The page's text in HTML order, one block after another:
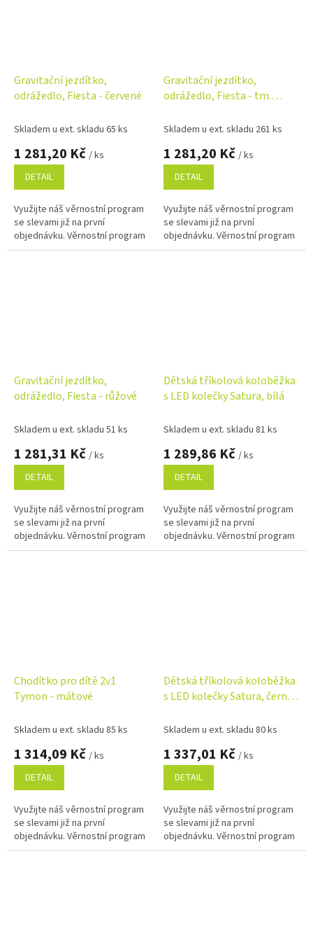
Gravitační jezdítko,
odrážedlo, Fiesta - červené
Skladem u ext. skladu 65 ks
1 281,20 Kč / ks
DETAIL
Využijte náš věrnostní program
se slevami již na první
objednávku. Věrnostní program
Gravitační jezdítko,
odrážedlo, Fiesta - tm.
Skladem u ext. skladu 261 ks
1 281,20 Kč / ks
DETAIL
Využijte náš věrnostní program
se slevami již na první
objednávku. Věrnostní program
Gravitační jezdítko,
odrážedlo, Fiesta - růžové
Skladem u ext. skladu 51 ks
1 281,31 Kč / ks
DETAIL
Využijte náš věrnostní program
se slevami již na první
objednávku. Věrnostní program
Dětská tříkolová koloběžka
s LED kolečky Satura, bílá
Skladem u ext. skladu 81 ks
1 289,86 Kč / ks
DETAIL
Využijte náš věrnostní program
se slevami již na první
objednávku. Věrnostní program
Chodítko pro dítě 2v1
Tymon - mátové
Skladem u ext. skladu 85 ks
1 314,09 Kč / ks
DETAIL
Využijte náš věrnostní program
se slevami již na první
objednávku. Věrnostní program
Dětská tříkolová koloběžka
s LED kolečky Satura, černá,
Skladem u ext. skladu 80 ks
1 337,01 Kč / ks
DETAIL
Využijte náš věrnostní program
se slevami již na první
objednávku. Věrnostní program